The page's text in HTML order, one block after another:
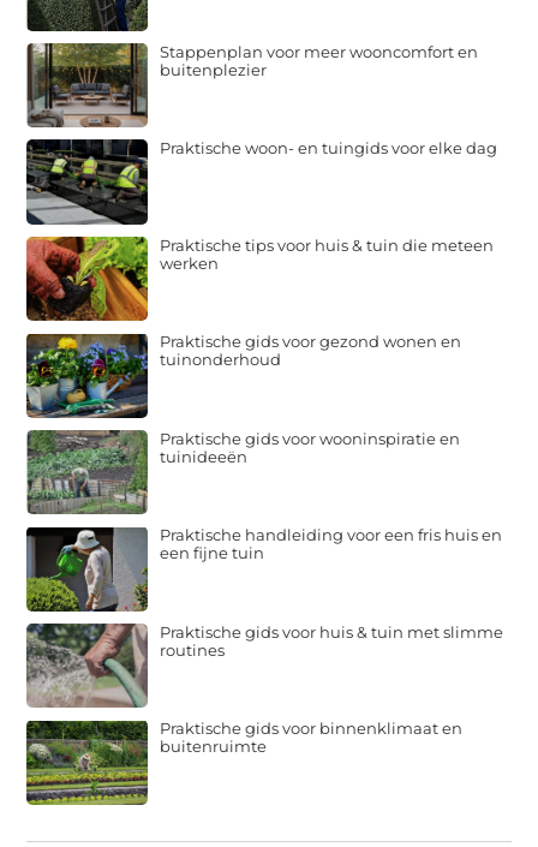
Stappenplan voor meer wooncomfort en
buitenplezier
Praktische woon- en tuingids voor elke dag
Praktische tips voor huis & tuin die meteen
werken
Praktische gids voor gezond wonen en
tuinonderhoud
Praktische gids voor wooninspiratie en
tuinideeën
Praktische handleiding voor een fris huis en
een fijne tuin
Praktische gids voor huis & tuin met slimme
routines
Praktische gids voor binnenklimaat en
buitenruimte